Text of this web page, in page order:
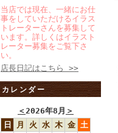
当店では現在、一緒にお仕
事をしていただけるイラス
トレーターさんを募集して
います。詳しくはイラスト
レーター募集をご覧下さ
い。
店長日記はこちら >>
カレンダー
＜2026年8月 ＞
日
月 火 水 木 金 土